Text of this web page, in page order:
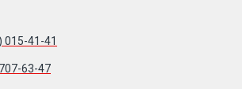
015-41-41
63-47